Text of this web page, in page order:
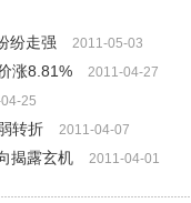
纷走强
2011-05-03
涨8.81% 2011-04-27
25
转折 2011-04-07
揭露玄机 2011-04-01